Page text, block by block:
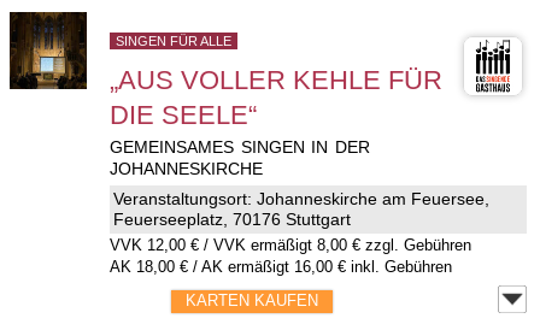
SINGEN FÜR ALLE
„AUS VOLLER KEHLE FÜR
DIE SEELE“
GEMEINSAMES SINGEN IN DER
JOHANNESKIRCHE
Veranstaltungsort:Johanneskirche am Feuersee,
Feuerseeplatz,70176 Stuttgart
VVK 12,00 € / VVK ermäßigt 8,00 € zzgl. Gebühren
AK 18,00 € / AK ermäßigt 16,00 € inkl. Gebühren
KARTEN KAUFEN